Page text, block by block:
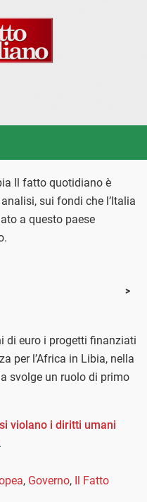
Il fatto quotidiano è
sui fondi che l’Italia
a questo paese
di euro i progetti finanziati
per l’Africa in Libia, nella
svolge un ruolo di primo
violano i diritti umani
, Governo, Il Fatto